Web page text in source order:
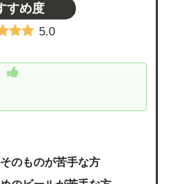
すめ度
5.0
のものが苦手な方